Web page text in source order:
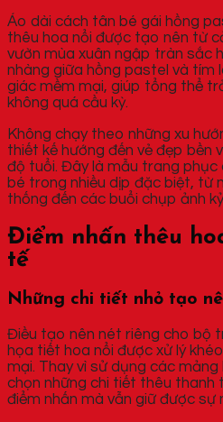
Áo dài cách tân bé gái hồng
thêu hoa nổi được tạo nên từ
vườn mùa xuân ngập tràn sắc
nhàng giữa hồng pastel và tím
giác mềm mại, giúp tổng thể
không quá cầu kỳ.
Không chạy theo những xu
thiết kế hướng đến vẻ đẹp bền
độ tuổi. Đây là mẫu trang phục
bé trong nhiều dịp đặc biệt, từ
thống đến các buổi chụp ảnh
Điểm nhấn thêu
tế
Những chi tiết nhỏ tạo
Điều tạo nên nét riêng cho bộ
họa tiết hoa nổi được xử lý
mại. Thay vì sử dụng các
chọn những chi tiết thêu thanh
điểm nhấn mà vẫn giữ được sự